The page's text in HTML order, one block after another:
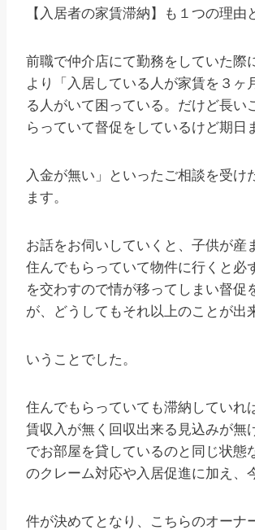
【入居者の家賃滞納】も１つの理由
前職で仲介店にて勤務をしていた際
より「入居している人が家賃を３ヶ
る人がいて困っている。だけど長い
らっていて督促をしているけど期日
入金が無い」といったご相談を受け
ます。
お話をお伺いしていくと、子供が産
住んでもらっていて物件に行くと必
を交わすので情が移ってしまい督促
が、どうしてもそれ以上のことが出
いうことでした。
住んでもらっていても滞納していれ
賃収入が無く回収出来る見込みが無
でお部屋を貸しているのと同じ状態
のクレーム対応や入居促進に加え、
件が決めてとなり、こちらのオーナ